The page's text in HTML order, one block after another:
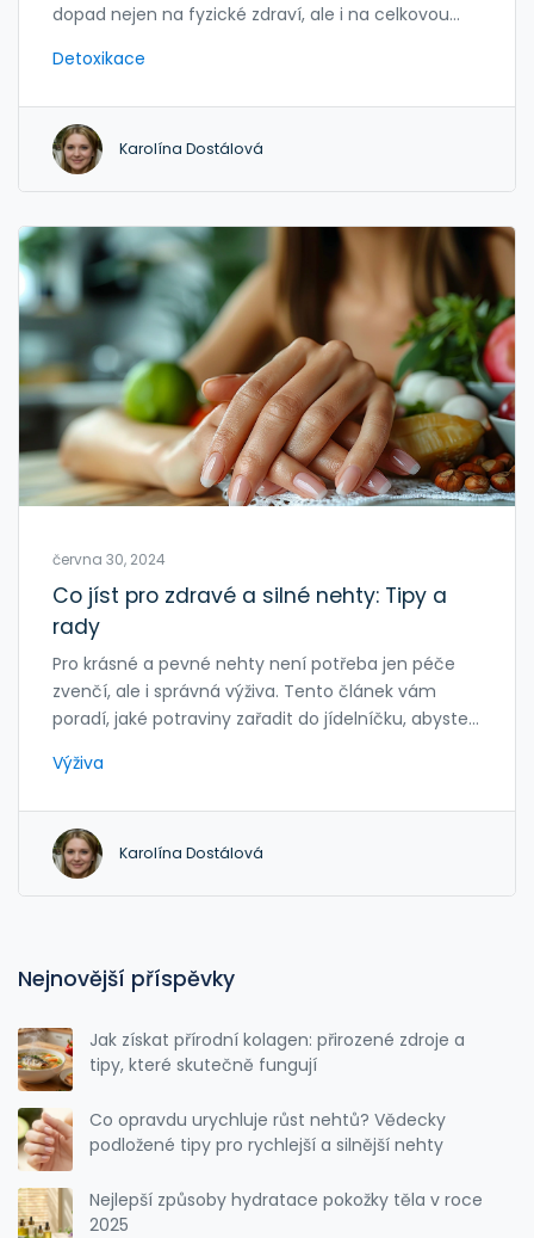
dopad nejen na fyzické zdraví, ale i na celkovou
toxinům z životního prostředí a jejich odstranění z
dát pozor a jaké metody zvolit, aby tělo i mysl byli v
rovnováze, vám představíme v tomto článku. S
jasnými kroky a praktickými tipy zjednodušíme
Detoxikace
Karolína Dostálová
června 30, 2024
Co jíst pro zdravé a silné nehty: Tipy a
rady
Pro krásné a pevné nehty není potřeba jen péče
zvenčí, ale i správná výživa. Tento článek vám
poradí, jaké potraviny zařadit do jídelníčku, abyste
ty nejlepší zdroje vitamínů a minerálů, které vaše
Výživa
Karolína Dostálová
Nejnovější příspěvky
Jak získat přírodní kolagen: přirozené zdroje a
tipy, které skutečně fungují
Co opravdu urychluje růst nehtů? Vědecky
podložené tipy pro rychlejší a silnější nehty
Nejlepší způsoby hydratace pokožky těla v roce
2025